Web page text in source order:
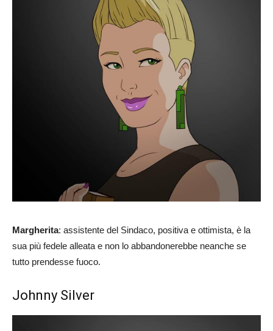
Margherita: assistente del Sindaco, positiva e ottimista, è la
sua più fedele alleata e non lo abbandonerebbe neanche se
tutto prendesse fuoco.
Johnny Silver